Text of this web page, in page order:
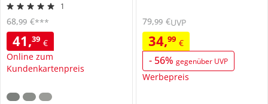
1
41,39 €
Online zum
Kundenkartenpreis
68,99 €***
34,99 €
- 56% gegenüber UVP
Werbepreis
79,99 €UVP